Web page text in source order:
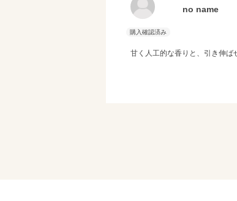
no name
甘く人工的な香りと、引き伸ば